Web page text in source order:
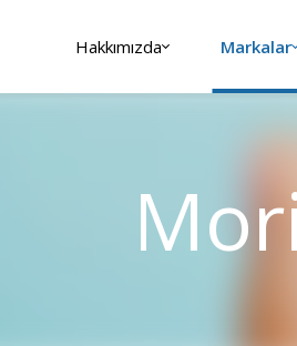
Hakkımızda Markalar